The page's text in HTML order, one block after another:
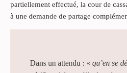
partiellement effectué, la cour de
à une demande de partage
Dans un attendu : « qu’en se